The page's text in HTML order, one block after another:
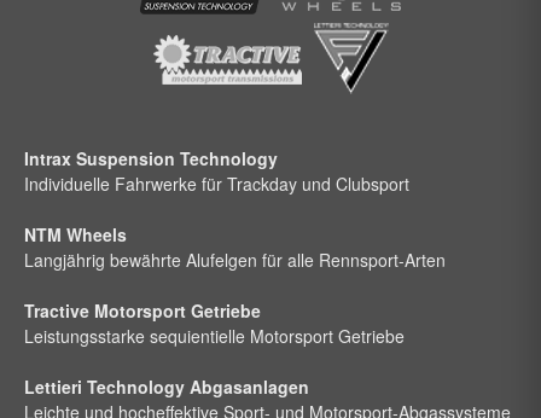
Intrax Suspension Technology
Individuelle Fahrwerke für Trackday und Clubsport
NTM Wheels
Langjährig bewährte Alufelgen für alle Rennsport-Arten
Tractive Motorsport Getriebe
Leistungsstarke sequientielle Motorsport Getriebe
Lettieri Technology Abgasanlagen
Leichte und hocheffektive Sport- und Motorsport-Abgassysteme